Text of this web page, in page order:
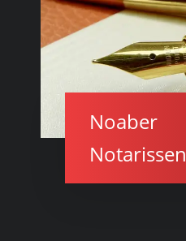
Noaber
Notarissen